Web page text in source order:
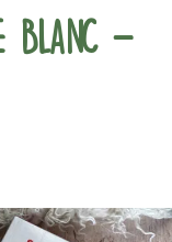
blanc –